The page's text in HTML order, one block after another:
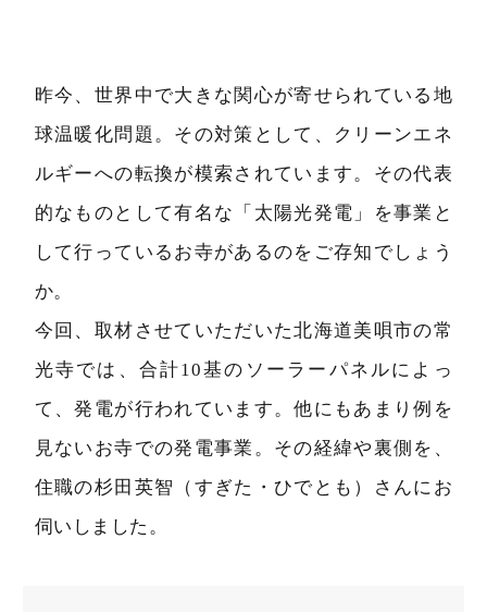
昨今、世界中で大きな関心が寄せられている地
球温暖化問題。その対策として、クリーンエネ
ルギーへの転換が模索されています。その代表
的なものとして有名な「太陽光発電」を事業と
して行っているお寺があるのをご存知でしょう
か。
今回、取材させていただいた北海道美唄市の常
光寺では、合計10基のソーラーパネルによっ
て、発電が行われています。他にもあまり例を
見ないお寺での発電事業。その経緯や裏側を、
住職の杉田英智（すぎた・ひでとも）さんにお
伺いしました。